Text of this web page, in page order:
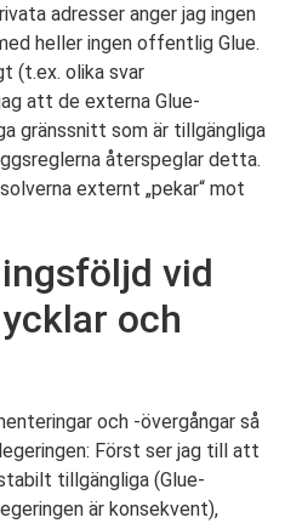
adresser anger jag ingen
heller ingen offentlig Glue.
(t.ex. olika svar
att de externa Glue-
gränssnitt som är tillgängliga
återspeglar detta.
externt „pekar“ mot
vid
och
och -övergångar så
Först ser jag till att
tillgängliga (Glue-
är konsekvent),